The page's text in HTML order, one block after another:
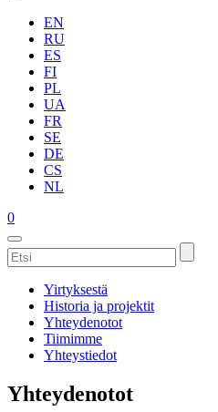
EN
RU
ES
FI
PL
UA
FR
SE
DE
CS
NL
0
Yirtyksestä
Historia ja projektit
Yhteydenotot
Tiimimme
Yhteystiedot
Yhteydenotot